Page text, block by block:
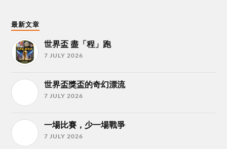
最新文章
世界盃 盡「程」跑
7 JULY 2026
世界盃獎盃的奇幻漂流
7 JULY 2026
一場比賽，少一場戰爭
7 JULY 2026